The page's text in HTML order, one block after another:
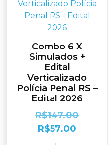
Combo 6 X
Simulados +
Edital
Verticalizado
Polícia Penal RS –
Edital 2026
R$147.00
R$57.00